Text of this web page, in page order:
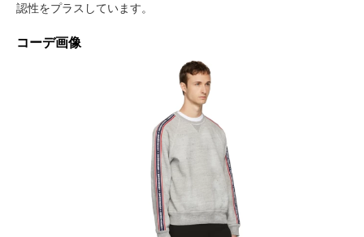
認性をプラスしています。
コーデ画像